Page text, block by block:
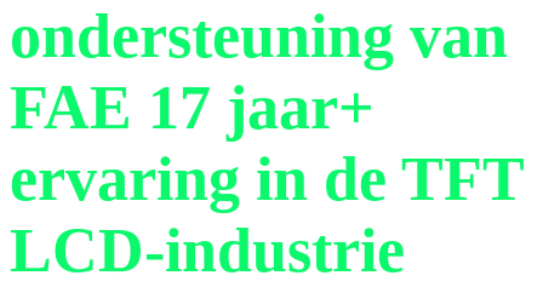
ondersteuning van
FAE 17 jaar+
ervaring in de TFT
LCD-industrie